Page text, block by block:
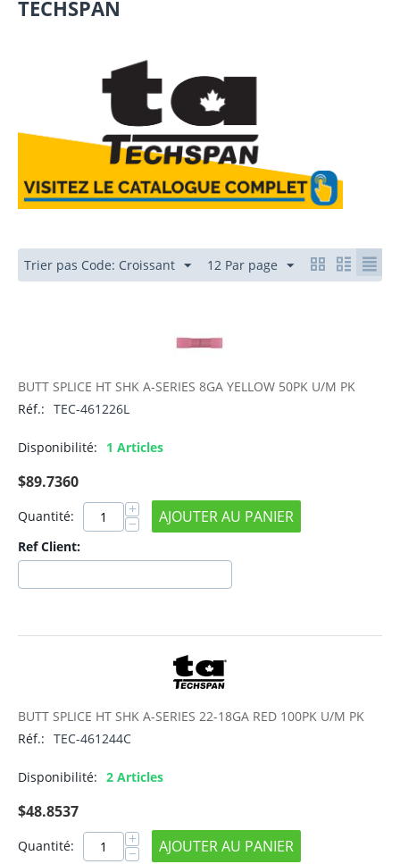
TECHSPAN
Trier pas Code: Croissant 12 Par page
BUTT SPLICE HT SHK A-SERIES 8GA YELLOW 50PK U/M PK
Réf.: TEC-461226L
Disponibilité: 1 Articles
$89.7360
Quantité: +
− AJOUTER AU PANIER
Ref Client:
BUTT SPLICE HT SHK A-SERIES 22-18GA RED 100PK U/M PK
Réf.: TEC-461244C
Disponibilité: 2 Articles
$48.8537
Quantité: +
− AJOUTER AU PANIER